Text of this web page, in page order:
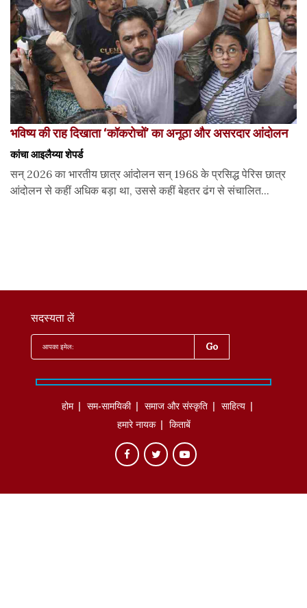
भविष्य की राह दिखाता ‘कॉकरोचों’ का अनूठा और असरदार आंदोलन
कांचा आइलैय्या शेपर्ड
सन् 2026 का भारतीय छात्र आंदोलन सन् 1968 के प्रसिद्ध पेरिस छात्र
आंदोलन से कहीं अधिक बड़ा था, उससे कहीं बेहतर ढंग से संचालित...
सदस्यता लें
होम सम-सामयिकी समाज और संस्कृति
साहित्‍य
हमारे नायक
किताबें